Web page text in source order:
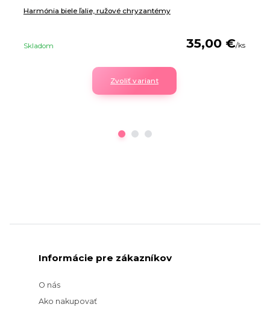
Harmónia biele ľalie, ružové chryzantémy
35,00 €/ks
Skladom
Zvoliť variant
Informácie pre zákazníkov
O nás
Ako nakupovať